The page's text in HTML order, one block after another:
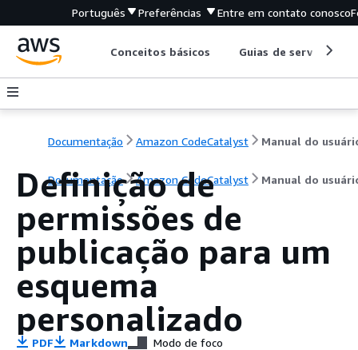
Português Preferências Entre em contato conosco
Conceitos básicos Guias de serviço
Documentação Amazon CodeCatalyst Manual do
Documentação Amazon CodeCatalyst Manual do
Definição de
permissões de
publicação para um
esquema
personalizado
PDF Markdown Modo de foco